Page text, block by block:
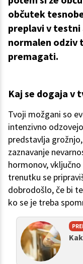
občutek
preplavi v testni
normalen odziv
premagati.
Kaj se dogaja v
Tvoji možgani so
intenzivno
predstavlja
zaznavanje
hormonov,
trenutku se
dobrodošlo, če bi
ko se je treba